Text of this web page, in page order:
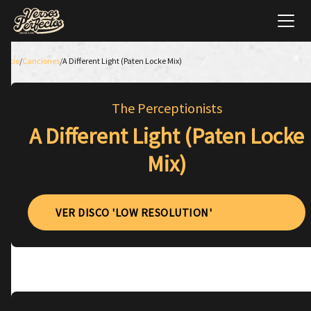
Inicio/Canciones/A Different Light (Paten Locke Mix)
The Perceptionists
A Different Light (Paten Locke
Mix)
VER DISCO 'LOW RESOLUTION'